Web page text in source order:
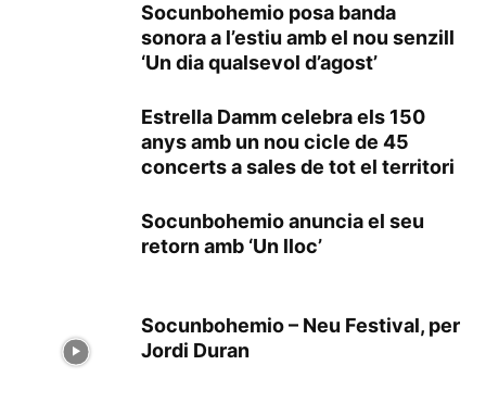
Socunbohemio posa banda
sonora a l’estiu amb el nou senzill
‘Un dia qualsevol d’agost’
Estrella Damm celebra els 150
anys amb un nou cicle de 45
concerts a sales de tot el territori
Socunbohemio anuncia el seu
retorn amb ‘Un lloc’
Socunbohemio – Neu Festival, per
Jordi Duran